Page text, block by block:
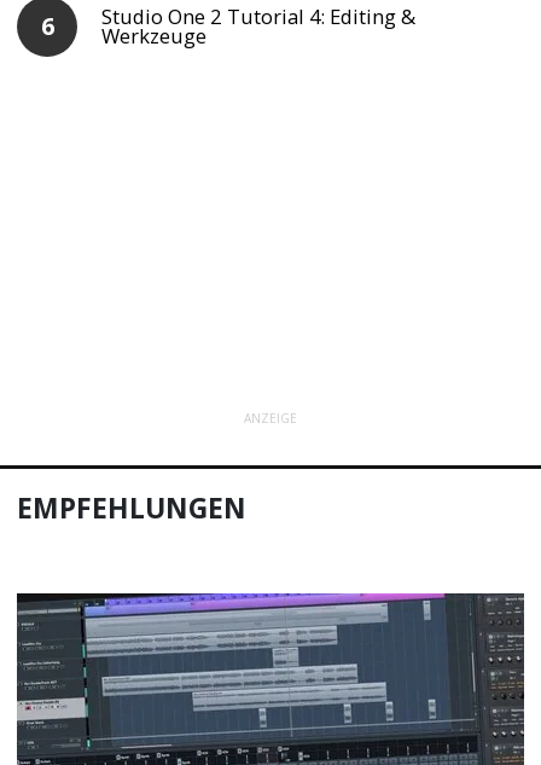
Studio One 2 Tutorial 4: Editing &
Werkzeuge
ANZEIGE
EMPFEHLUNGEN